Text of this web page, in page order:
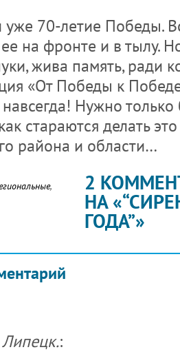
уже 70-летие Победы.
ее на фронте и в тылу.
жива память, ради
«От Победы к
Нужно
стараются делать
района и области…
,
2
НА
ГОДА”»
: